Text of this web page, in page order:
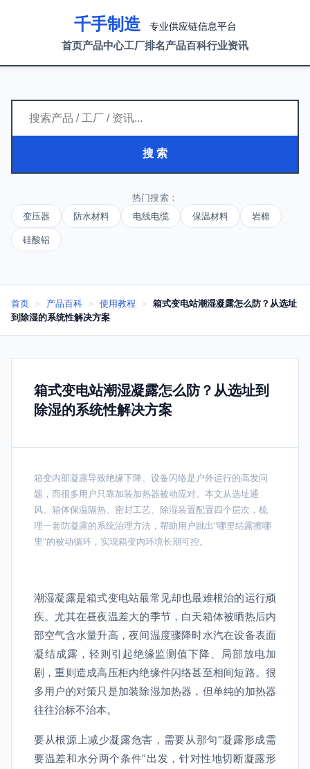
千手制造 专业供应链信息平台
首页产品中心工厂排名产品百科行业资讯
搜 索
热门搜索：
变压器
防水材料 电线电缆 保温材料 岩棉
硅酸铝
首页 > 产品百科 > 使用教程 >
箱式变电站潮湿凝露怎么防？从选址
到除湿的系统性解决方案
箱式变电站潮湿凝露怎么防？从选址到
除湿的系统性解决方案
箱变内部凝露导致绝缘下降、设备闪络是户外运行的高发问
题，而很多用户只靠加装加热器被动应对。本文从选址通
风、箱体保温隔热、密封工艺、除湿装置配置四个层次，梳
理一套防凝露的系统治理方法，帮助用户跳出“哪里结露擦哪
里”的被动循环，实现箱变内环境长期可控。
潮湿凝露是箱式变电站最常见却也最难根治的运行顽
疾。尤其在昼夜温差大的季节，白天箱体被晒热后内
部空气含水量升高，夜间温度骤降时水汽在设备表面
凝结成露，轻则引起绝缘监测值下降、局部放电加
剧，重则造成高压柜内绝缘件闪络甚至相间短路。很
多用户的对策只是加装除湿加热器，但单纯的加热器
往往治标不治本。
要从根源上减少凝露危害，需要从那句“凝露形成需
要温差和水分两个条件”出发，针对性地切断凝露形